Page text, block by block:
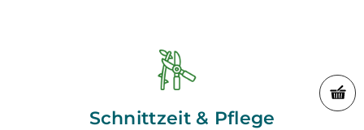
Schnittzeit & Pflege